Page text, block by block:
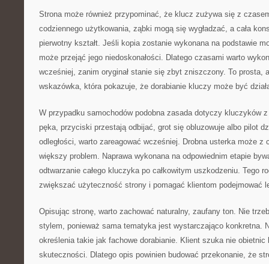
Strona może również przypominać, że klucz zużywa się z
codziennego użytkowania, ząbki mogą się wygładzać, a cała
pierwotny kształt. Jeśli kopia zostanie wykonana na podstawie
może przejąć jego niedoskonałości. Dlatego czasami warto
wcześniej, zanim oryginał stanie się zbyt zniszczony. To prosta,
wskazówka, która pokazuje, że dorabianie kluczy może być
W przypadku samochodów podobna zasada dotyczy kluczyków
pęka, przyciski przestają odbijać, grot się obluzowuje albo pilot
odległości, warto zareagować wcześniej. Drobna usterka może z
większy problem. Naprawa wykonana na odpowiednim etapie
odtwarzanie całego kluczyka po całkowitym uszkodzeniu. Tego
zwiększać użyteczność strony i pomagać klientom podejmować
Opisując stronę, warto zachować naturalny, zaufany ton. Nie
stylem, ponieważ sama tematyka jest wystarczająco konkretna.
określenia takie jak fachowe dorabianie. Klient szuka nie obietnic
skuteczności. Dlatego opis powinien budować przekonanie, że